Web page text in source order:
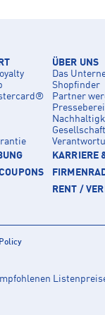
ÜBER UNS
Das
Shopfinder
Partner
KARRIERE
RENT /